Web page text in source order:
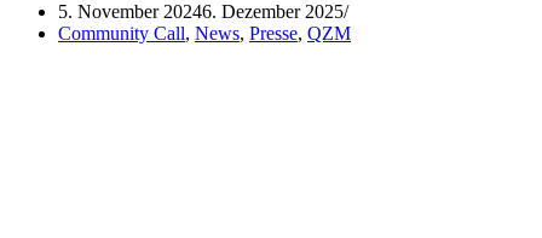
5. November 20246. Dezember 2025
Community Call, News, Presse, QZM